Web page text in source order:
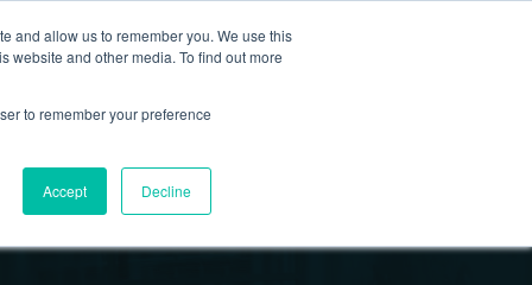
and allow us to remember you. We use this
website and other media. To find out more
to remember your preference
Accept Decline
我們
活動 商店 2155 9055